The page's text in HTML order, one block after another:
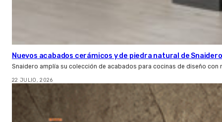
Nuevos acabados cerámicos y de piedra natural de Snaidero
Snaidero amplía su colección de acabados para cocinas de diseño
22 JULIO, 2026